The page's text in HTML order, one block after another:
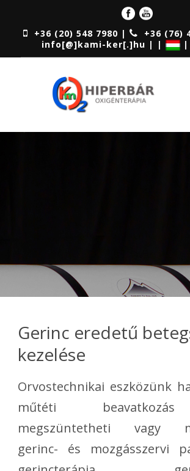
+36 (20) 548 7980 |
+36 (76)
info[@]kami-ker[.]hu | |
|
Gerinc eredetű
kezelése
Orvostechnikai eszközünk
műtéti
megszüntetheti vagy
gerinc- és mozgásszervi